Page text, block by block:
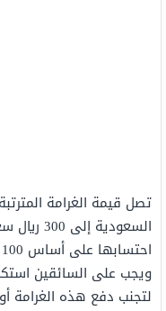
تصل قيمة الغرامة
ويجب على السائقين
لتجنب دفع هذه الغرامة